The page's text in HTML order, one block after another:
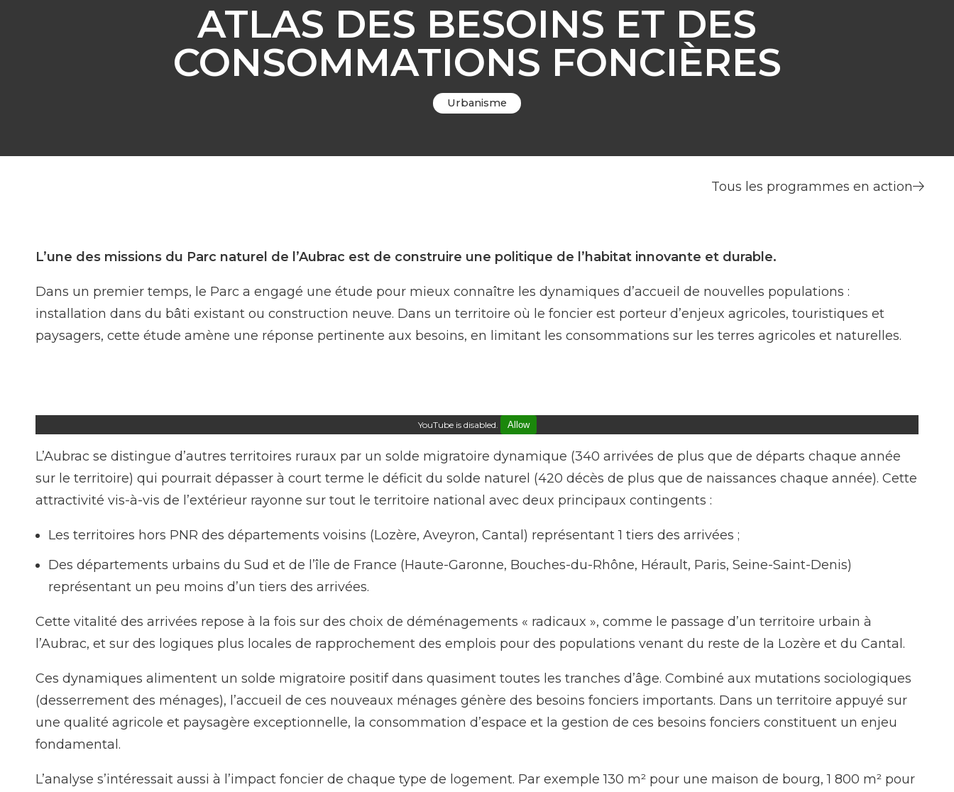
ATLAS DES BESOINS ET DES
CONSOMMATIONS FONCIÈRES
Urbanisme
Tous les programmes en action
L’une des missions du Parc naturel de l’Aubrac est de construire une politique de l’habitat innovante et durable.
Dans un premier temps, le Parc a engagé une étude pour mieux connaître les dynamiques d’accueil de nouvelles populations :
installation dans du bâti existant ou construction neuve. Dans un territoire où le foncier est porteur d’enjeux agricoles, touristiques et
paysagers, cette étude amène une réponse pertinente aux besoins, en limitant les consommations sur les terres agricoles et naturelles.
YouTube is disabled. Allow
L’Aubrac se distingue d’autres territoires ruraux par un solde migratoire dynamique (340 arrivées de plus que de départs chaque année
sur le territoire) qui pourrait dépasser à court terme le déficit du solde naturel (420 décès de plus que de naissances chaque année). Cette
attractivité vis-à-vis de l’extérieur rayonne sur tout le territoire national avec deux principaux contingents :
Les territoires hors PNR des départements voisins (Lozère, Aveyron, Cantal) représentant 1 tiers des arrivées ;
Des départements urbains du Sud et de l’île de France (Haute-Garonne, Bouches-du-Rhône, Hérault, Paris, Seine-Saint-Denis)
représentant un peu moins d’un tiers des arrivées.
Cette vitalité des arrivées repose à la fois sur des choix de déménagements « radicaux », comme le passage d’un territoire urbain à
l’Aubrac, et sur des logiques plus locales de rapprochement des emplois pour des populations venant du reste de la Lozère et du Cantal.
Ces dynamiques alimentent un solde migratoire positif dans quasiment toutes les tranches d’âge. Combiné aux mutations sociologiques
(desserrement des ménages), l’accueil de ces nouveaux ménages génère des besoins fonciers importants. Dans un territoire appuyé sur
une qualité agricole et paysagère exceptionnelle, la consommation d’espace et la gestion de ces besoins fonciers constituent un enjeu
fondamental.
L’analyse s’intéressait aussi à l’impact foncier de chaque type de logement. Par exemple 130 m² pour une maison de bourg, 1 800 m² pour